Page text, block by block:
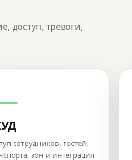
доступ, тревоги,
сотрудников, гостей,
зон и интеграция